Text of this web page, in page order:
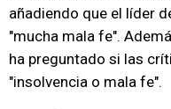
añadiendo que el líder
"mucha mala fe".
ha preguntado si las
"insolvencia o mala fe".